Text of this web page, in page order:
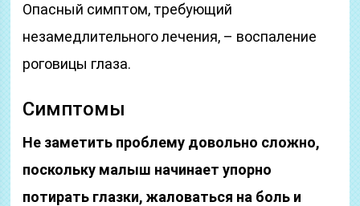
Опасный симптом, требующий
незамедлительного лечения, – воспаление
роговицы глаза.
Симптомы
Не заметить проблему довольно сложно,
поскольку малыш начинает упорно
потирать глазки, жаловаться на боль и